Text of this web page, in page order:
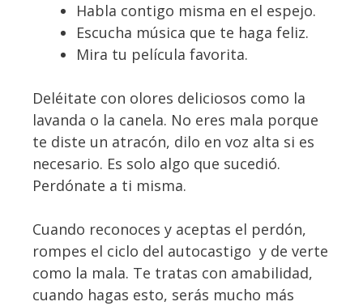
Habla contigo misma en el espejo.
Escucha música que te haga feliz.
Mira tu película favorita.
Deléitate con olores deliciosos como la
lavanda o la canela. No eres mala porque
te diste un atracón, dilo en voz alta si es
necesario. Es solo algo que sucedió.
Perdónate a ti misma.
Cuando reconoces y aceptas el perdón,
rompes el ciclo del autocastigo y de verte
como la mala. Te tratas con amabilidad,
cuando hagas esto, serás mucho más